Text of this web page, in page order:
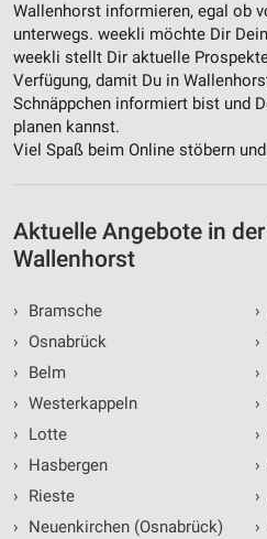
Wallenhorst informieren, egal ob
unterwegs. weekli möchte Dir
weekli stellt Dir aktuelle
Verfügung, damit Du in
Schnäppchen informiert bist und
planen kannst.
Viel Spaß beim Online stöbern
Aktuelle Angebote in
Wallenhorst
›
Bramsche
›
Osnabrück
›
Belm
› Westerkappeln
›
Lotte
›
Hasbergen
›
Rieste
›
Neuenkirchen (Osnabrück)
›
›
›
›
›
›
›
›